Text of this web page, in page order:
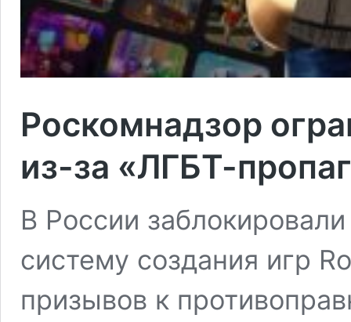
Роскомнадзор
из-за «ЛГБТ-
В России
систему создания игр
призывов к